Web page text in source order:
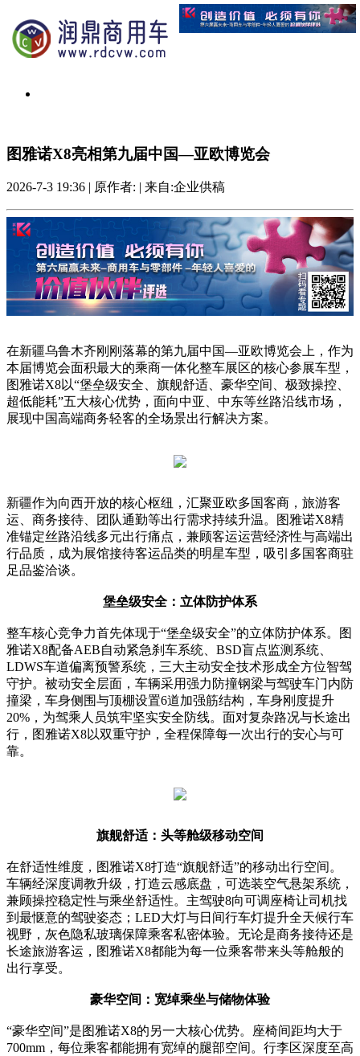
图雅诺X8亮相第九届中国—亚欧博览会
2026-7-3 19:36 | 原作者: | 来自:企业供稿
在新疆乌鲁木齐刚刚落幕的第九届中国—亚欧博览会上，作为
本届博览会面积最大的乘商一体化整车展区的核心参展车型，
图雅诺X8以“堡垒级安全、旗舰舒适、豪华空间、极致操控、
超低能耗”五大核心优势，面向中亚、中东等丝路沿线市场，
展现中国高端商务轻客的全场景出行解决方案。
新疆作为向西开放的核心枢纽，汇聚亚欧多国客商，旅游客
运、商务接待、团队通勤等出行需求持续升温。图雅诺X8精
准锚定丝路沿线多元出行痛点，兼顾客运运营经济性与高端出
行品质，成为展馆接待客运品类的明星车型，吸引多国客商驻
足品鉴洽谈。
堡垒级安全：立体防护体系
整车核心竞争力首先体现于“堡垒级安全”的立体防护体系。图
雅诺X8配备AEB自动紧急刹车系统、BSD盲点监测系统、
LDWS车道偏离预警系统，三大主动安全技术形成全方位智驾
守护。被动安全层面，车辆采用强力防撞钢梁与驾驶车门内防
撞梁，车身侧围与顶棚设置6道加强筋结构，车身刚度提升
20%，为驾乘人员筑牢坚实安全防线。面对复杂路况与长途出
行，图雅诺X8以双重守护，全程保障每一次出行的安心与可
靠。
旗舰舒适：头等舱级移动空间
在舒适性维度，图雅诺X8打造“旗舰舒适”的移动出行空间。
车辆经深度调教升级，打造云感底盘，可选装空气悬架系统，
兼顾操控稳定性与乘坐舒适性。主驾驶8向可调座椅让司机找
到最惬意的驾驶姿态；LED大灯与日间行车灯提升全天候行车
视野，灰色隐私玻璃保障乘客私密体验。无论是商务接待还是
长途旅游客运，图雅诺X8都能为每一位乘客带来头等舱般的
出行享受。
豪华空间：宽绰乘坐与储物体验
“豪华空间”是图雅诺X8的另一大核心优势。座椅间距均大于
700mm，每位乘客都能拥有宽绰的腿部空间。行李区深度至高